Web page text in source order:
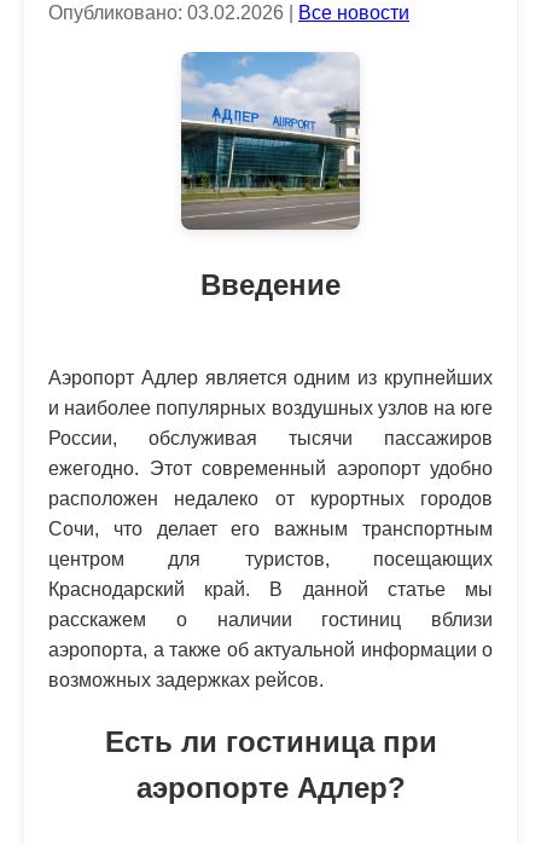
Опубликовано: 03.02.2026 | Все новости
Введение
Аэропорт Адлер является одним из крупнейших
и наиболее популярных воздушных узлов на юге
России, обслуживая тысячи пассажиров
ежегодно. Этот современный аэропорт удобно
расположен недалеко от курортных городов
Сочи, что делает его важным транспортным
центром для туристов, посещающих
Краснодарский край. В данной статье мы
расскажем о наличии гостиниц вблизи
аэропорта, а также об актуальной информации о
возможных задержках рейсов.
Есть ли гостиница при
аэропорте Адлер?